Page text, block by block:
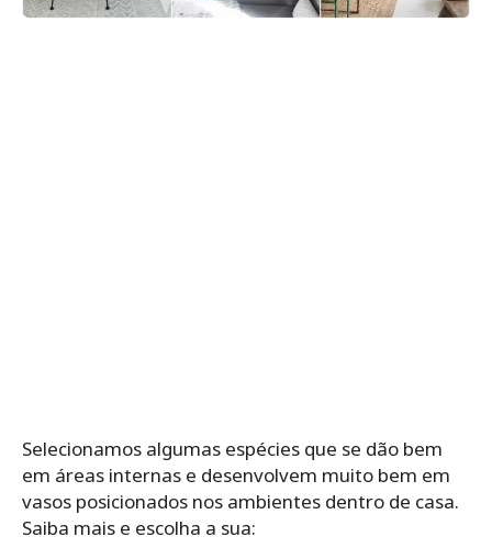
Selecionamos algumas espécies que se dão bem
em áreas internas e desenvolvem muito bem em
vasos posicionados nos ambientes dentro de casa.
Saiba mais e escolha a sua: